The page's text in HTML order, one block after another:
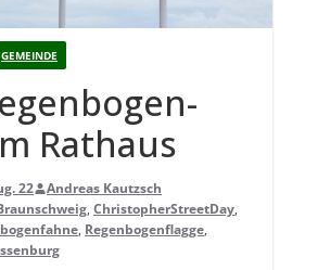
GEMEINDE
Rathaus
22
Andreas Kautzsch
, ChristopherStreetDay,
, Regenbogenflagge,